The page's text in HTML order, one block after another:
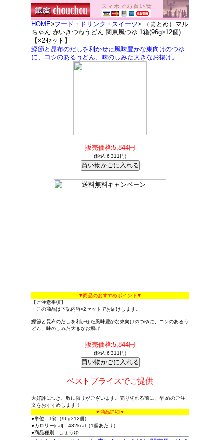
HOME>フード・ドリンク・スイーツ> （まとめ）マル
ちゃん 赤いきつねうどん 関東風つゆ 1箱(96g×12個)
【×2セット】
鰹節と昆布のだしを利かせた風味豊かな東向けのつゆ
に、コシのあるうどん、味のしみた大きなお揚げ。
販売価格:5,844円
(税込:6,311円)
▼商品のおすすめポイント▼
【ご注意事項】
・この商品は下記内容×2セットでお届けします。
鰹節と昆布のだしを利かせた風味豊かな東向けのつゆに、コシのあるう
どん、味のしみた大きなお揚げ。
販売価格:5,844円
(税込:6,311円)
ベストプライスでご提供
大好評につき、数に限りがございます。売り切れる前に、早 めのご注
文をおすすめします！
▼商品詳細▼
●単位 1箱（96g×12個）
●カロリー[cal] 432kcal（1個あたり）
●商品種別 しょうゆ